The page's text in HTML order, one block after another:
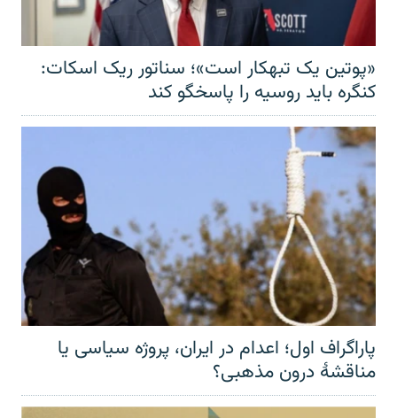
«پوتین یک تبهکار است»؛ سناتور ریک اسکات:
کنگره باید روسیه را پاسخگو کند
پاراگراف اول؛ اعدام در ایران، پروژه سیاسی یا
مناقشهٔ درون مذهبی؟